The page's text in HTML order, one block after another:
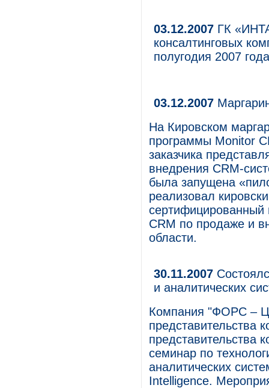
03.12.2007 ГК
консалтинговых
полугодия 2007 года
03.12.2007
На Кировском
программы Monitor
заказчика
внедрения CRM-
была запущена
реализовал
сертифицированный
CRM по продаже и
области.
30.11.2007
и аналитических
Компания "ФОРС –
представительства
представительства
семинар по
аналитических
Intelligence.